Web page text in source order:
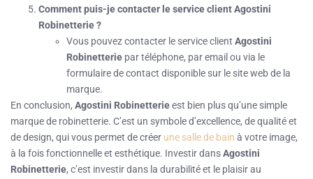
Comment puis-je contacter le service client Agostini
Robinetterie ?
Vous pouvez contacter le service client Agostini
Robinetterie par téléphone, par email ou via le
formulaire de contact disponible sur le site web de la
marque.
En conclusion, Agostini Robinetterieest bien plus qu’une simple
marque de robinetterie. C’est un symbole d’excellence, de qualité et
de design, qui vous permet de créer une salle de bain à votre image,
à la fois fonctionnelle et esthétique. Investir dansAgostini
Robinetterie, c’est investir dans la durabilité et le plaisir au